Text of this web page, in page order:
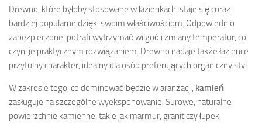
Drewno, które byłoby stosowane w łazienkach, staje się coraz
bardziej popularne dzięki swoim właściwościom. Odpowiednio
zabezpieczone, potrafi wytrzymać wilgoć i zmiany temperatur, co
czyni je praktycznym rozwiązaniem. Drewno nadaje także łazience
przytulny charakter, idealny dla osób preferujących organiczny styl.
W zakresie tego, co dominować będzie w aranżacji, kamień
zasługuje na szczególne wyeksponowanie. Surowe, naturalne
powierzchnie kamienne, takie jak marmur, granit czy łupek,